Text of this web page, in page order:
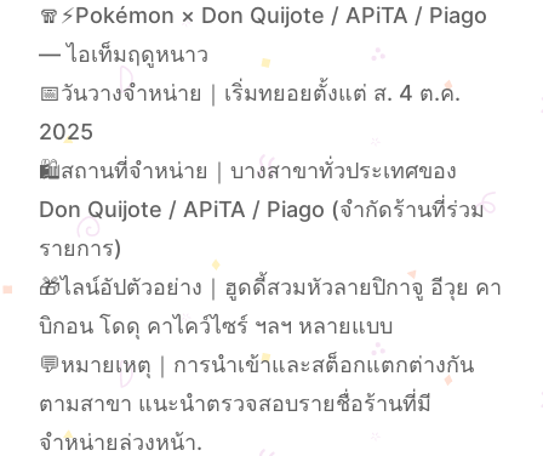
🧣⚡️Pokémon × Don Quijote / APiTA / Piago
— ไอเท็มฤดูหนาว
📅วันวางจำหน่าย｜เริ่มทยอยตั้งแต่ ส. 4 ต.ค.
2025
🛍สถานที่จำหน่าย｜บางสาขาทั่วประเทศของ
Don Quijote / APiTA / Piago (จำกัดร้านที่ร่วม
รายการ)
🎁ไลน์อัปตัวอย่าง｜ฮูดดี้สวมหัวลายปิกาจู อีวุย คา
บิกอน โดดุ คาไคว์ไซร์ ฯลฯ หลายแบบ
💬หมายเหตุ｜การนำเข้าและสต็อกแตกต่างกัน
ตามสาขา แนะนำตรวจสอบรายชื่อร้านที่มี
จำหน่ายล่วงหน้า.